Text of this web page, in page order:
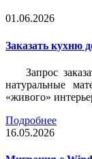
01.06.2026
Заказать кухню
Запрос
натуральные
«живого»
Подробнее
16.05.2026